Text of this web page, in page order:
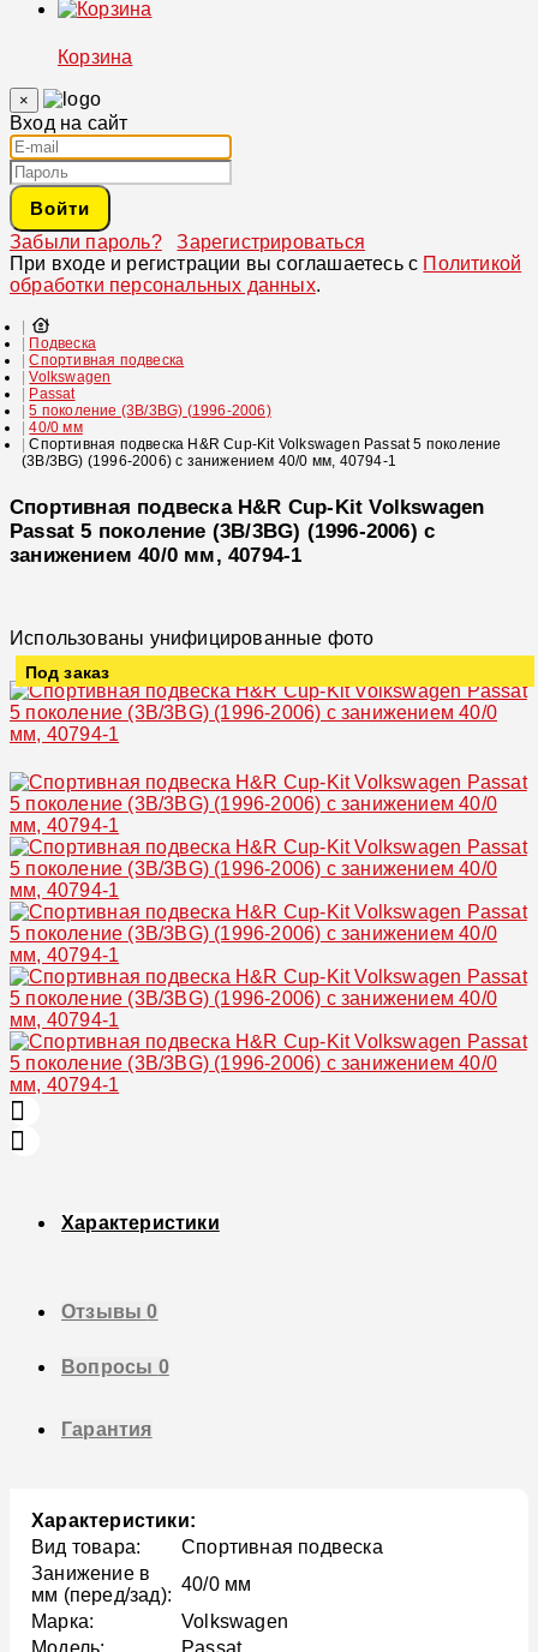
Корзина
×
Вход на сайт
Войти
Забыли пароль?
Зарегистрироваться
При входе и регистрации вы соглашаетесь с Политикой
обработки персональных данных.
Подвеска
Спортивная подвеска
Volkswagen
Passat
5 поколение (3B/3BG) (1996-2006)
40/0 мм
Спортивная подвеска H&R Cup-Kit Volkswagen Passat 5 поколение
(3B/3BG) (1996-2006) с занижением 40/0 мм, 40794-1
Спортивная подвеска H&R Cup-Kit Volkswagen
Passat 5 поколение (3B/3BG) (1996-2006) с
занижением 40/0 мм, 40794-1
Использованы унифицированные фото
Под заказ
Характеристики
Отзывы0
Вопросы 0
Гарантия
Характеристики:
Вид товара:
Спортивная подвеска
Занижение в
мм (перед/зад):
40/0 мм
Марка:
Volkswagen